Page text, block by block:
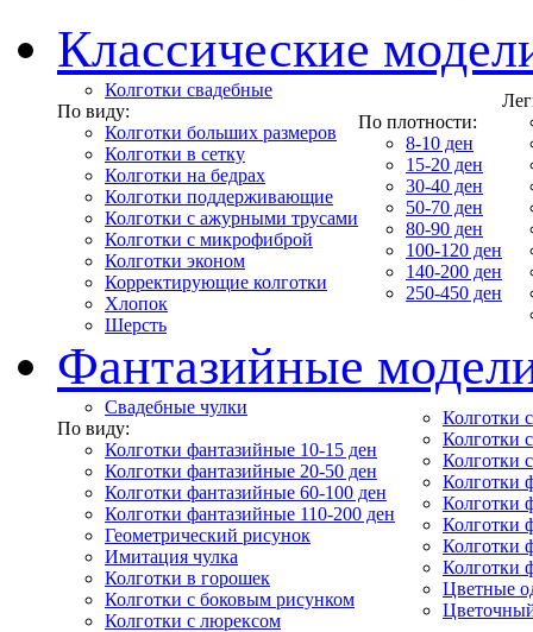
Классические
Колготки свадебные
По виду:
Колготки больших размеров
Колготки в сетку
Колготки на бедрах
Колготки поддерживающие
Колготки с ажурными трусами
Колготки с микрофиброй
Колготки эконом
Корректирующие колготки
Хлопок
Шерсть
По плотности:
8-10 ден
15-20 ден
30-40 ден
50-70 ден
80-90 ден
100-120 ден
140-200 ден
250-450 ден
Фантазийные
Свадебные чулки
По виду:
Колготки фантазийные 10-15 ден
Колготки фантазийные 20-50 ден
Колготки фантазийные 60-100 ден
Колготки фантазийные 110-200 ден
Геометрический рисунок
Имитация чулка
Колготки в горошек
Колготки с боковым рисунком
Колготки с люрексом
Колготки
Колготки
Колготки
Колготки
Колготки
Колготки
Колготки
Колготки
Цветные